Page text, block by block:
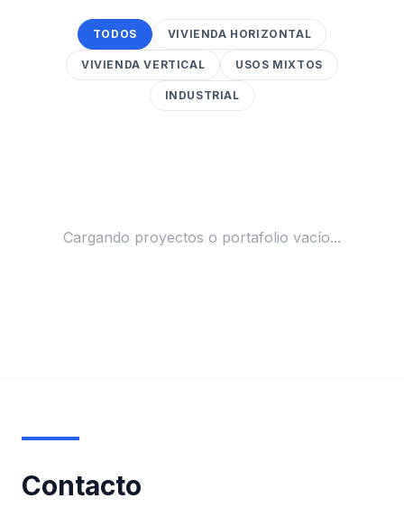
TODOS VIVIENDA HORIZONTAL
VIVIENDA VERTICAL USOS MIXTOS
INDUSTRIAL
Cargando proyectos o portafolio vacío...
Contacto